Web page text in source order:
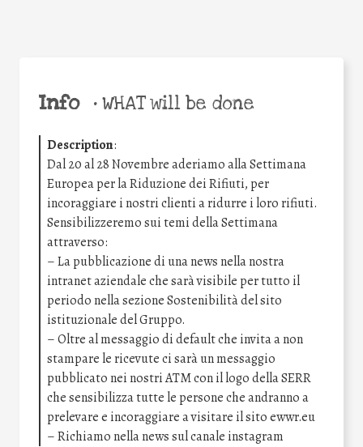
Info •WHAT will be done
Description:
Dal 20 al 28 Novembre aderiamo alla Settimana
Europea per la Riduzione dei Rifiuti, per
incoraggiare i nostri clienti a ridurre i loro rifiuti.
Sensibilizzeremo sui temi della Settimana
attraverso:
– La pubblicazione di una news nella nostra
intranet aziendale che sarà visibile per tutto il
periodo nella sezione Sostenibilità del sito
istituzionale del Gruppo.
– Oltre al messaggio di default che invita a non
stampare le ricevute ci sarà un messaggio
pubblicato nei nostri ATM con il logo della SERR
che sensibilizza tutte le persone che andranno a
prelevare e incoraggiare a visitare il sito ewwr.eu
– Richiamo nella news sul canale instagram